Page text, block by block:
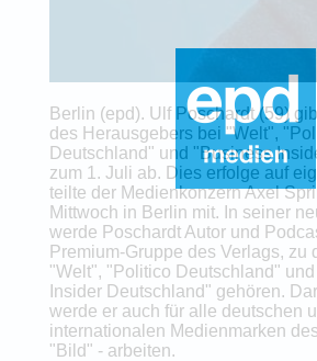
Berlin (epd). Ulf Poschardt (59)
des Herausgebers bei "Welt",
Deutschland" und "Business
zum 1. Juli ab. Dies erfolge auf
teilte der Medienkonzern Axel
Mittwoch in Berlin mit. In seiner
werde Poschardt Autor und
Premium-Gruppe des Verlags, zu
"Welt", "Politico Deutschland"
Insider Deutschland" gehören.
werde er auch für alle deutschen
internationalen Medienmarken
"Bild" - arbeiten.